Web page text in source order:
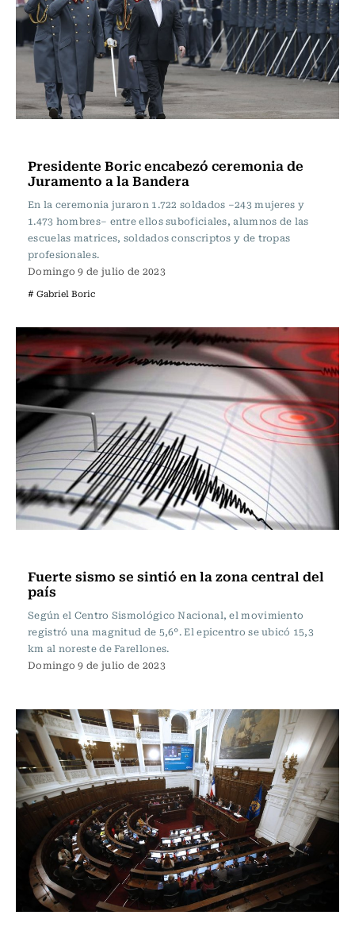
Presidente Boric encabezó ceremonia de
Juramento a la Bandera
En la ceremonia juraron 1.722 soldados –243 mujeres y
1.473 hombres– entre ellos suboficiales, alumnos de las
escuelas matrices, soldados conscriptos y de tropas
profesionales.
Domingo 9 de julio de 2023
# Gabriel Boric
Fuerte sismo se sintió en la zona central del
país
Según el Centro Sismológico Nacional, el movimiento
registró una magnitud de 5,6°. El epicentro se ubicó 15,3
km al noreste de Farellones.
Domingo 9 de julio de 2023